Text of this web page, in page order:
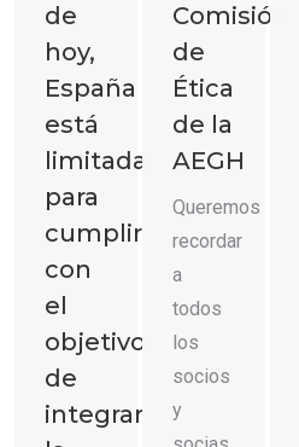
de
hoy,
España
está
limitada
para
cumplir
con
el
objetivo
de
integrar
Comisión
de
Ética
de la
AEGH
Queremos
recordar
a
todos
los
socios
y